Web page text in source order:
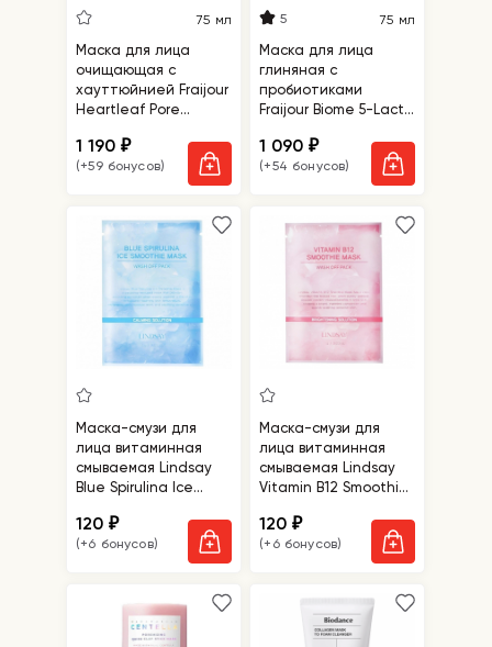
75 мл
Маска для лица
очищающая с
хауттюйнией Fraijour
Heartleaf Pore
1 190₽
(+59 бонусов)
5 75 мл
Маска для лица
глиняная с
пробиотиками
Fraijour Biome 5-Lacto
Mask
1 090₽
(+54 бонусов)
Маска-смузи для
лица витаминная
смываемая Lindsay
Blue Spirulina Ice
Off Pack
120₽
(+6 бонусов)
Маска-смузи для
лица витаминная
смываемая Lindsay
Vitamin B12 Smoothie
120₽
(+6 бонусов)